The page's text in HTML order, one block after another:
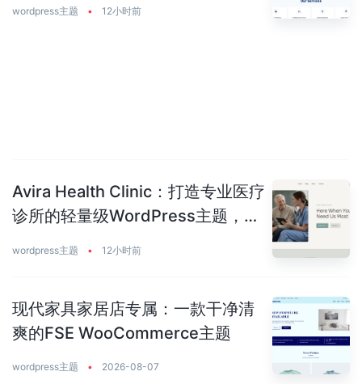
wordpress主题 • 12小时前
Avira Health Clinic：打造专业医疗
诊所的轻量级WordPress主题，让
wordpress主题 • 12小时前
现代家具家居店专属：一款干净清
爽的FSE WooCommerce主题
wordpress主题 • 2026-08-07